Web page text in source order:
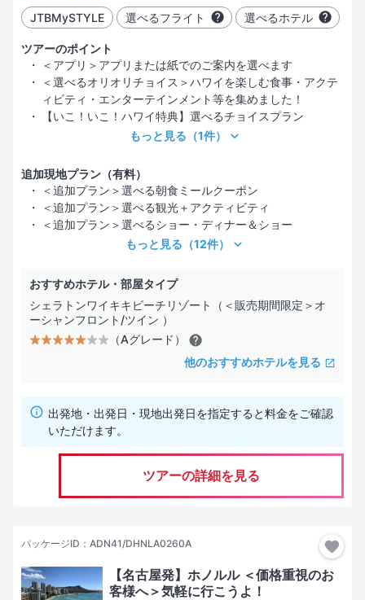
JTBMySTYLE 選べるフライト 選べるホテル
ツアーのポイント
＜アプリ＞アプリまたは紙でのご案内を選べます
＜選べるオリオリチョイス＞ハワイを楽しむ食事・アクテ
ィビティ・エンターテインメント等を集めました！
【いこ！いこ！ハワイ特典】選べるチョイスプラン
もっと見る （1件）
追加現地プラン（有料）
＜追加プラン＞選べる朝食ミールクーポン
＜追加プラン＞選べる観光＋アクティビティ
＜追加プラン＞選べるショー・ディナー＆ショー
もっと見る （12件）
おすすめホテル・部屋タイプ
シェラトンワイキキビーチリゾート（＜販売期間限定＞オ
ーシャンフロント/ツイン ）
（Aグレード）
他のおすすめホテルを見る
出発地・出発日・現地出発日を指定すると料金をご確認
いただけます。
ツアーの詳細を見る
パッケージID：ADN41/DHNLA0260A
【名古屋発】ホノルル ＜価格重視のお
客様へ＞気軽に行こうよ！